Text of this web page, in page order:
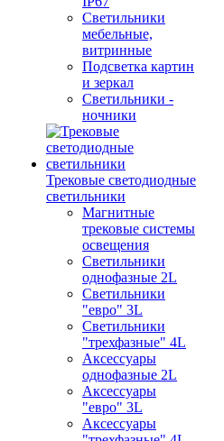
Светильники
мебельные,
витринные
Подсветка картин
и зеркал
Светильники -
ночники
Трековые светодиодные
светильники
Магнитные
трековые системы
освещения
Светильники
однофазные 2L
Светильники
"евро" 3L
Светильники
"трехфазные" 4L
Аксессуары
однофазные 2L
Аксессуары
"евро" 3L
Аксессуары